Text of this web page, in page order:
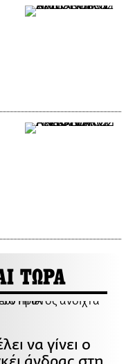
ΤΩΡΑ
να γίνει ο